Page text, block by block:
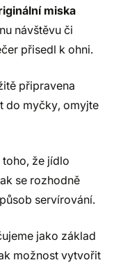
miska
návštěvu či
přisedl k ohni.
připravena
do myčky, omyjte
že jídlo
se rozhodně
servírování.
jako základ
možnost vytvořit